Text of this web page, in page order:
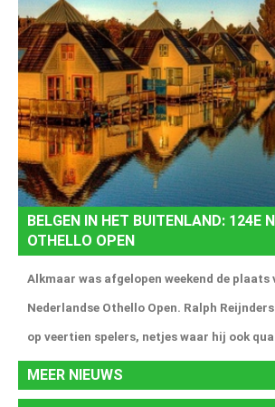
BELGEN IN HET BUITENLAND: 124E
OTHELLO OPEN
Alkmaar was afgelopen weekend de plaats
Nederlandse Othello Open. Ralph
op veertien spelers, netjes waar hij ook
MEER NIEUWS